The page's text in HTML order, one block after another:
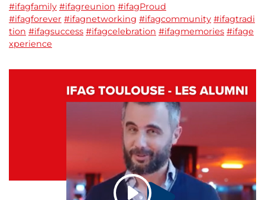
#ifagfamily #ifagreunion #ifagProud
#ifagforever #ifagnetworking #ifagcommunity #ifagtradi
tion #ifagsuccess #ifagcelebration #ifagmemories #ifage
xperience